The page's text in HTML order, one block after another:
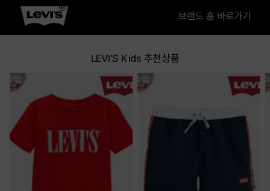
LEVI'S Kids 추천상품